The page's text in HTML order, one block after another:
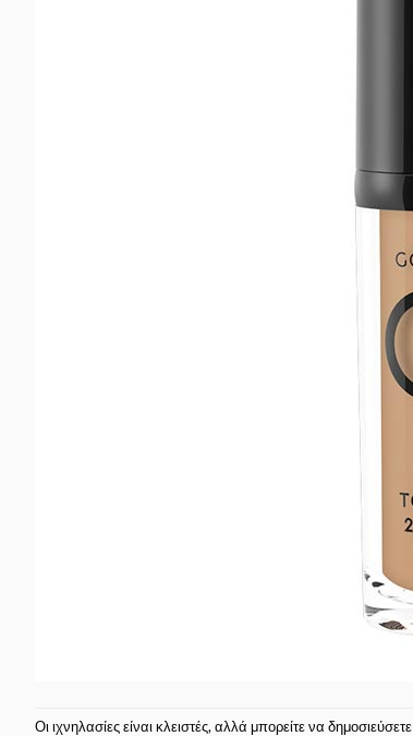
Οι ιχνηλασίες είναι κλειστές, αλλά μπορείτε να δημοσιεύσετε